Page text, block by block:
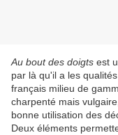
Au bout des doigts est
par là qu'il a les
français milieu de
charpenté mais
bonne utilisation des
Deux éléments